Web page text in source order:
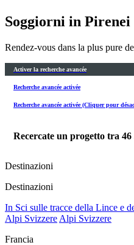
Soggiorni in
Rendez-vous dans la plus pure
Activer la recherche avancée
Recherche avancée activée
Recherche avancée activée (Cliquer pour
Recercate un progetto tra 46
Destinazioni
Destinazioni
In Sci sulle tracce della Lince e
Alpi Svizzere Alpi Svizzere
Francia